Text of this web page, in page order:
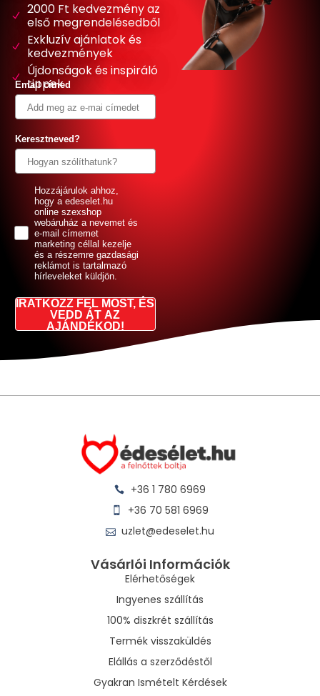
2000 Ft kedvezmény az
első megrendelésedből
Exkluzív ajánlatok és
kedvezmények
Újdonságok és inspiráló
tippek
Email címed
Keresztneved?
GDPRHozzájárulok ahhoz,
hogy a edeselet.hu
online szexshop
webáruház a nevemet és
e-mail címemet
marketing céllal kezelje
és a részemre gazdasági
reklámot is tartalmazó
hírleveleket küldjön.
IRATKOZZ FEL MOST, ÉS
VEDD ÁT AZ
AJÁNDÉKOD!
+36 1 780 6969
+36 70 581 6969
uzlet@edeselet.hu
Vásárlói Információk
Elérhetőségek
Ingyenes szállítás
100% diszkrét szállítás
Termék visszaküldés
Elállás a szerződéstől
Gyakran Ismételt Kérdések